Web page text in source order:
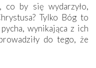
co by się wydarzyło,
Tylko Bóg to
wynikająca z ich
do tego, że